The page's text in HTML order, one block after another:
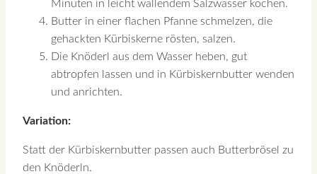
Minuten in leicht wallendem Salzwasser kochen.
Butter in einer flachen Pfanne schmelzen, die
gehackten Kürbiskerne rösten, salzen.
Die Knöderl aus dem Wasser heben, gut
abtropfen lassen und in Kürbiskernbutter wenden
und anrichten.
Variation:
Statt der Kürbiskernbutter passen auch Butterbrösel zu
den Knöderln.